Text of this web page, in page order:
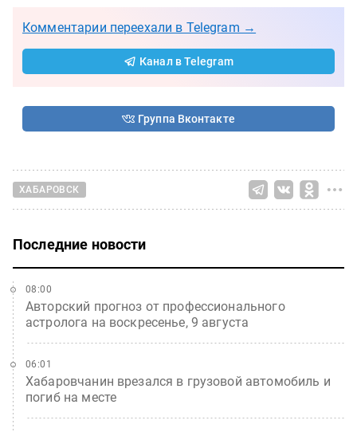
Комментарии переехали в Telegram →
Канал в Telegram
Группа Вконтакте
ХАБАРОВСК
Последние новости
Авторский прогноз от профессионального
астролога на воскресенье, 9 августа
08:00
Хабаровчанин врезался в грузовой автомобиль и
погиб на месте
06:01